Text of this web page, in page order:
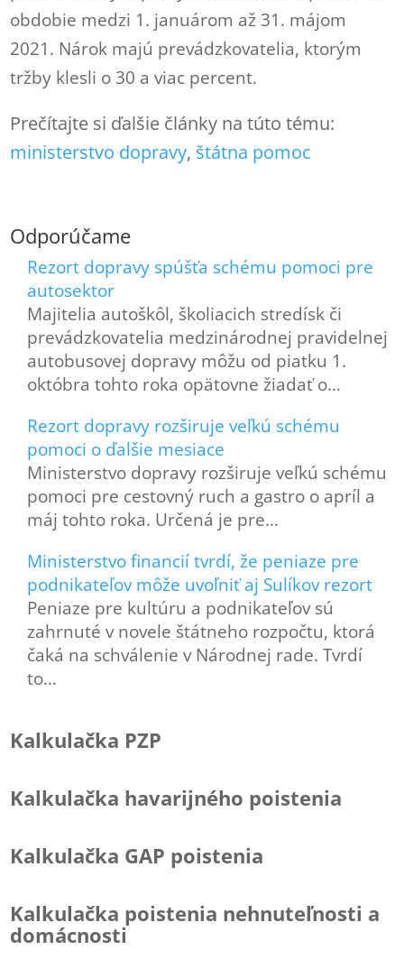
obdobie medzi 1. januárom až 31. májom
2021. Nárok majú prevádzkovatelia, ktorým
tržby klesli o 30 a viac percent.
Prečítajte si ďalšie články na túto tému:
ministerstvo dopravy, štátna pomoc
Odporúčame
Rezort dopravy spúšťa schému pomoci pre
autosektor
Majitelia autoškôl, školiacich stredísk či
prevádzkovatelia medzinárodnej pravidelnej
autobusovej dopravy môžu od piatku 1.
októbra tohto roka opätovne žiadať o…
Rezort dopravy rozširuje veľkú schému
pomoci o ďalšie mesiace
Ministerstvo dopravy rozširuje veľkú schému
pomoci pre cestovný ruch a gastro o apríl a
máj tohto roka. Určená je pre…
Ministerstvo financií tvrdí, že peniaze pre
podnikateľov môže uvoľniť aj Sulíkov rezort
Peniaze pre kultúru a podnikateľov sú
zahrnuté v novele štátneho rozpočtu, ktorá
čaká na schválenie v Národnej rade. Tvrdí
to…
Kalkulačka PZP
Kalkulačka havarijného poistenia
Kalkulačka GAP poistenia
Kalkulačka poistenia nehnuteľnosti a
domácnosti